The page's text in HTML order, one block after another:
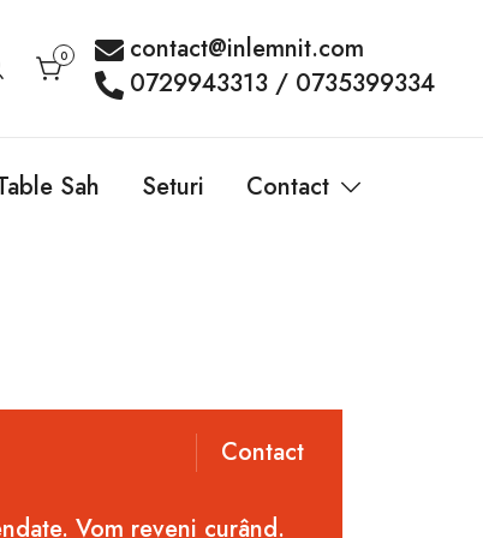
0
contact@inlemnit.com
0729943313 / 0735399334
Sah Seturi Contact
Contact
Vom reveni curând.